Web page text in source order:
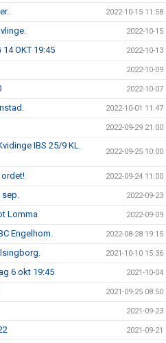
2022-10-15 11:58
2022-10-15
14 OKT 19:45 2022-10-13
2022-10-09
2022-10-07
2022-10-01 11:47
2022-09-29 21:00
IBS 25/9 KL.
2022-09-25 10:00
ordet! 2022-09-24 11:00
sep. 2022-09-23
Lomma 2022-09-09
Engelhom. 2022-08-28 19:15
2021-10-10 15:36
6 okt 19:45 2021-10-04
2021-09-25 08:50
2021-09-23
2021-09-21